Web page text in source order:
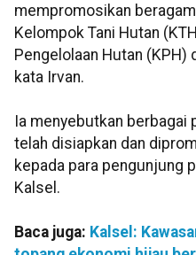
mempromosikan
Kelompok Tani Hutan
Pengelolaan Hutan (KPH)
kata Irvan.
Ia menyebutkan berbagai
telah disiapkan dan
kepada para pengunjung
Kalsel.
Baca juga: Kalsel: